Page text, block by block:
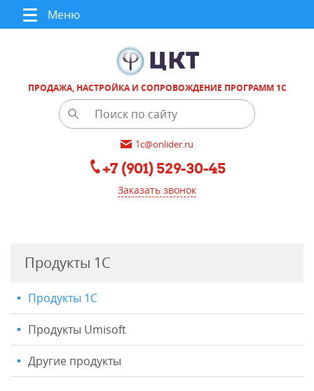
Меню
ПРОДАЖА, НАСТРОЙКА И СОПРОВОЖДЕНИЕ ПРОГРАММ 1С
1c@onlider.ru
+7 (901) 529-30-45
Заказать звонок
Продукты 1С
Продукты 1С
Продукты Umisoft
Другие продукты